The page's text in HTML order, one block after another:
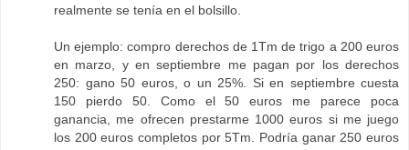
realmente se tenía en el bolsillo.
Un ejemplo: compro derechos de 1Tm de trigo a 200 euros
en marzo, y en septiembre me pagan por los derechos
250: gano 50 euros, o un 25%. Si en septiembre cuesta
150 pierdo 50. Como el 50 euros me parece poca
ganancia, me ofrecen prestarme 1000 euros si me juego
los 200 euros completos por 5Tm. Podría ganar 250 euros